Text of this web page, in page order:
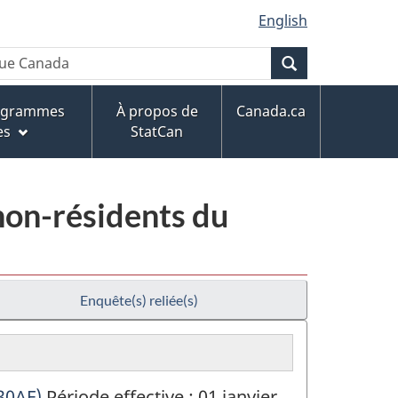
English
À propos de
StatCan
Canada.ca
résidents du
Enquête(s) reliée(s)